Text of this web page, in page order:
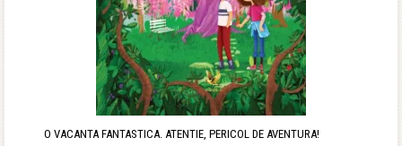
O VACANTA FANTASTICA. ATENTIE, PERICOL DE AVENTURA!